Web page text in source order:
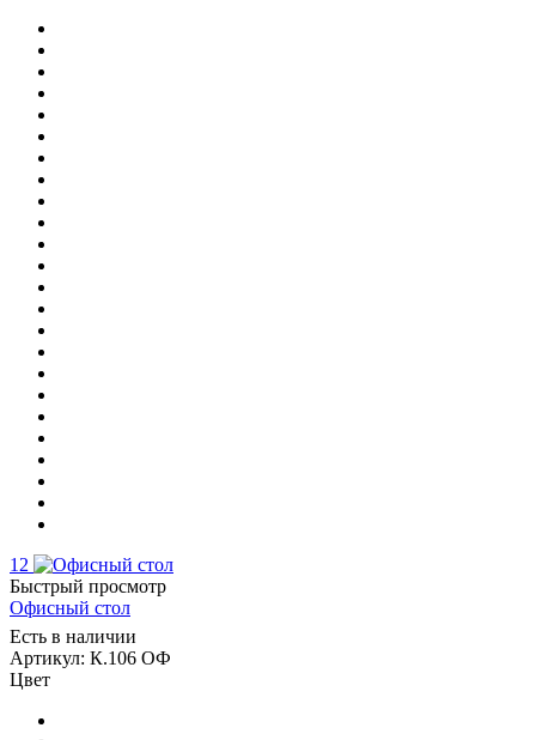
12
Быстрый просмотр
Офисный стол
Есть в наличии
Артикул: К.106 ОФ
Цвет